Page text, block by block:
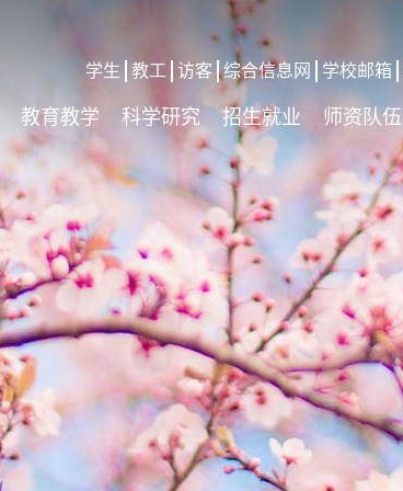
学生 教工 访客 综合信息网 学校邮箱
教育教学 科学研究 招生就业 师资队伍